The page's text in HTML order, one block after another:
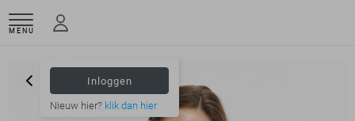
MENU
Inloggen
Nieuw hier? klik dan hier